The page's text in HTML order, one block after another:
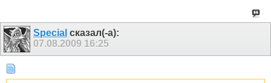
Special сказал(-а):
07.08.2009 16:25